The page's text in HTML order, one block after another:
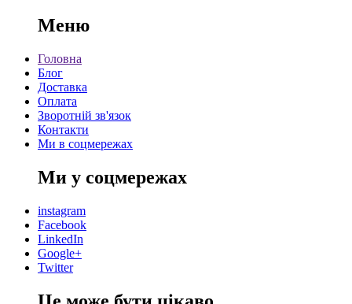
Меню
Головна
Блог
Доставка
Оплата
Зворотній зв'язок
Контакти
Ми в соцмережах
Ми у соцмережах
instagram
Facebook
LinkedIn
Google+
Twitter